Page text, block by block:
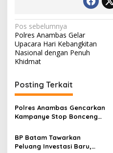
Navigasi
pos
Pos sebelumnya
Polres Anambas Gelar
Upacara Hari Kebangkitan
Nasional dengan Penuh
Khidmat
Posting Terkait
Polres Anambas Gencarkan
Kampanye Stop Bonceng
Keselamatan Pengendara
di Jalan
BP Batam Tawarkan
Peluang Investasi Baru,